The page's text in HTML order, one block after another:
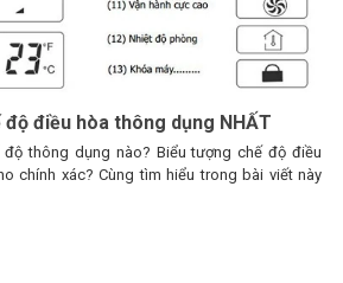
điều hòa thông dụng NHẤT
thông dụng nào? Biểu tượng chế độ điều
chính xác? Cùng tìm hiểu trong bài viết này